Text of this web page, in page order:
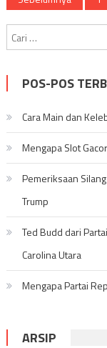
pos
POS-POS
Cara Main dan
Mengapa Slot
Pemeriksaan
Trump
Ted Budd dari
Carolina Utara
Mengapa Partai
ARSIP